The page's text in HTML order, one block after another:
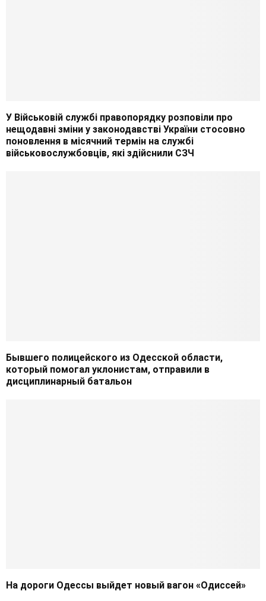
У Військовій службі правопорядку розповіли про
нещодавні зміни у законодавстві України стосовно
поновлення в місячний термін на службі
військовослужбовців, які здійснили СЗЧ
Бывшего полицейского из Одесской области,
который помогал уклонистам, отправили в
дисциплинарный батальон
На дороги Одеccы выйдет новый вагон «Одиссей»